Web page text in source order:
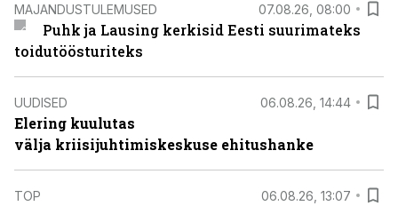
MAJANDUSTULEMUSED 07.08.26, 08:00
Puhk ja Lausing kerkisid Eesti suurimateks
toidutöösturiteks
UUDISED 06.08.26, 14:44
Elering kuulutas
välja kriisijuhtimiskeskuse ehitushanke
TOP 06.08.26, 13:07